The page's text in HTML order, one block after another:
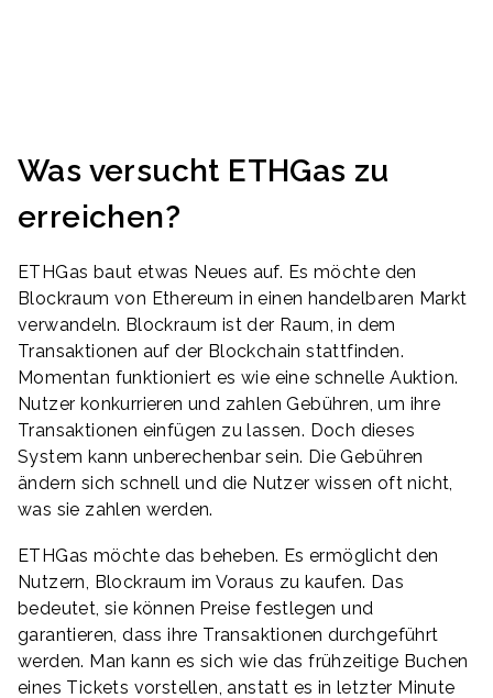
Was versucht ETHGas zu
erreichen?
ETHGas baut etwas Neues auf. Es möchte den
Blockraum von Ethereum in einen handelbaren Markt
verwandeln. Blockraum ist der Raum, in dem
Transaktionen auf der Blockchain stattfinden.
Momentan funktioniert es wie eine schnelle Auktion.
Nutzer konkurrieren und zahlen Gebühren, um ihre
Transaktionen einfügen zu lassen. Doch dieses
System kann unberechenbar sein. Die Gebühren
ändern sich schnell und die Nutzer wissen oft nicht,
was sie zahlen werden.
ETHGas möchte das beheben. Es ermöglicht den
Nutzern, Blockraum im Voraus zu kaufen. Das
bedeutet, sie können Preise festlegen und
garantieren, dass ihre Transaktionen durchgeführt
werden. Man kann es sich wie das frühzeitige Buchen
eines Tickets vorstellen, anstatt es in letzter Minute